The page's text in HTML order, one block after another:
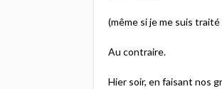
(même si je me suis
Au contraire.
Hier soir, en faisant nos